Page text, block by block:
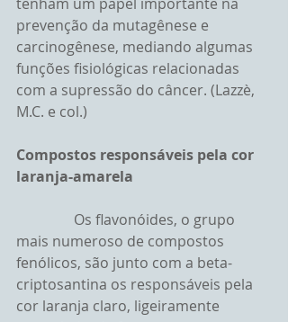
prevenção da mutagênese e
carcinogênese, mediando algumas
funções fisiológicas relacionadas
com a supressão do câncer. (Lazzè,
M.C. e col.)
Compostos responsáveis pela cor
laranja-amarela
mais numeroso de compostos
fenólicos, são junto com a beta-
criptosantina os responsáveis pela
cor laranja claro, ligeiramente